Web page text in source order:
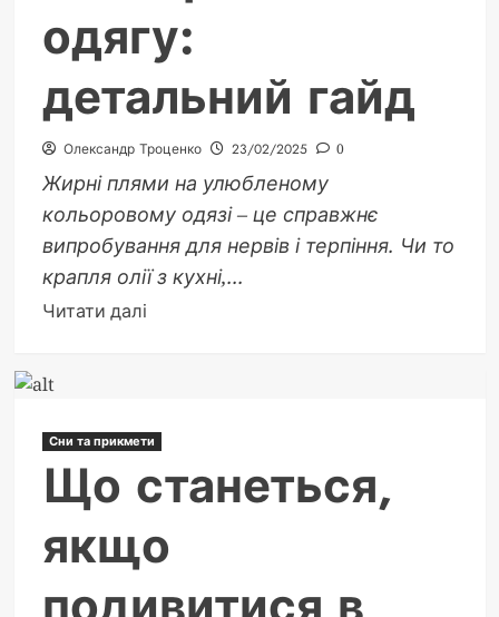
одягу:
детальний гайд
Олександр Троценко 23/02/2025 0
Жирні плями на улюбленому
кольоровому одязі – це справжнє
випробування для нервів і терпіння. Чи то
крапля олії з кухні,...
Читати даліДокладніше
плями
з
кольорового
одягу:
детальний
Сни та прикмети
Що станеться,
якщо